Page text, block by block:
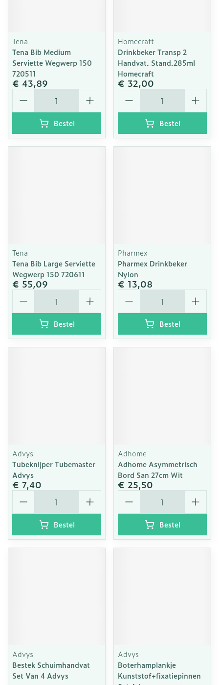
Tena
Tena Bib Medium
Serviette Wegwerp 150
720511
€ 43,89
Aantal
Bestel
Homecraft
Drinkbeker Transp 2
Handvat. Stand.285ml
Homecraft
€ 32,00
Aantal
Bestel
Tena
Tena Bib Large Serviette
Wegwerp 150 720611
€ 55,09
Aantal
Bestel
Pharmex
Pharmex Drinkbeker
Nylon
€ 13,08
Aantal
Bestel
Advys
Tubeknijper Tubemaster
Advys
€ 7,40
Aantal
Bestel
Adhome
Adhome Asymmetrisch
Bord San 27cm Wit
€ 25,50
Aantal
Bestel
Advys
Bestek Schuimhandvat
Set Van 4 Advys
Advys
Boterhamplankje
Kunststof+fixatiepinnen